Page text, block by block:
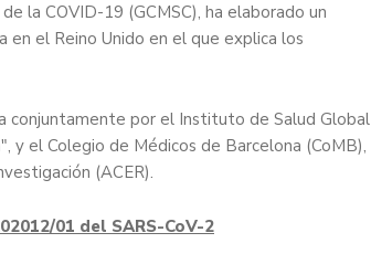
la COVID-19 (GCMSC), ha elaborado un
el Reino Unido en el que explica los
conjuntamente por el Instituto de Salud Global
y el Colegio de Médicos de Barcelona (CoMB),
(ACER).
01 del SARS-CoV-2